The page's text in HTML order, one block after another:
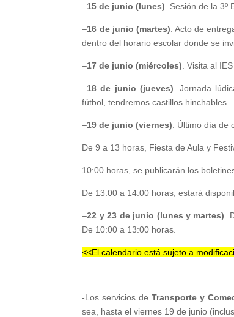
–15 de junio (lunes) . Sesión de la 3º
–16 de junio (martes) . Acto de
dentro del horario escolar donde se
–17 de junio (miércoles) . Visita al
–18 de junio (jueves) . Jornada
fútbol, tendremos castillos hinchables…
–19 de junio (viernes) . Último día
De 9 a 13 horas, Fiesta de Aula y
10:00 horas, se publicarán los
De 13:00 a 14:00 horas, estará
–22 y 23 de junio (lunes y martes) .
De 10:00 a 13:00 horas.
<<El calendario está sujeto a
-Los servicios deTransporte y
sea, hasta el viernes 19 de junio